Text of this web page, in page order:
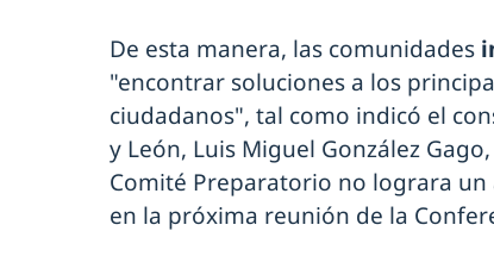
De esta manera, las comunidades
"encontrar soluciones a los
ciudadanos", tal como indicó el
y León, Luis Miguel González
Comité Preparatorio no lograra
en la próxima reunión de la